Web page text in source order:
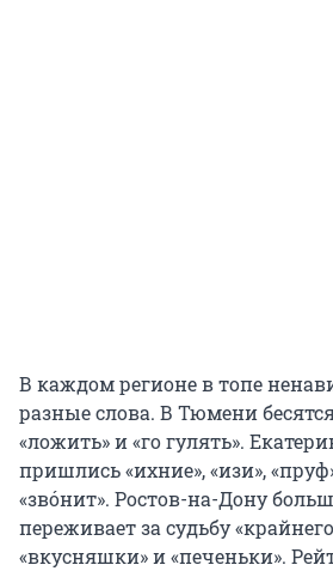
В каждом регионе в топе
разные слова. В Тюмени бесятся
«ложить» и «го гулять».
пришлись «ихние», «изи»,
«звóнит». Ростов-на-Дону
переживает за судьбу
«вкусняшки» и «печеньки».